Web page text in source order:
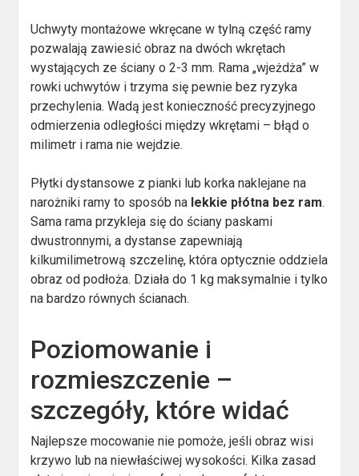
Uchwyty montażowe wkręcane w tylną część ramy
pozwalają zawiesić obraz na dwóch wkrętach
wystających ze ściany o 2-3 mm. Rama „wjeżdża” w
rowki uchwytów i trzyma się pewnie bez ryzyka
przechylenia. Wadą jest konieczność precyzyjnego
odmierzenia odległości między wkrętami – błąd o
milimetr i rama nie wejdzie.
Płytki dystansowe z pianki lub korka naklejane na
narożniki ramy to sposób na lekkie płótna bez ram.
Sama rama przykleja się do ściany paskami
dwustronnymi, a dystanse zapewniają
kilkumilimetrową szczelinę, która optycznie oddziela
obraz od podłoża. Działa do 1 kg maksymalnie i tylko
na bardzo równych ścianach.
Poziomowanie i
rozmieszczenie –
szczegóły, które widać
Najlepsze mocowanie nie pomoże, jeśli obraz wisi
krzywo lub na niewłaściwej wysokości. Kilka zasad